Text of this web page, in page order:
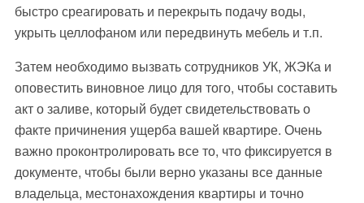
быстро среагировать и перекрыть подачу воды,
укрыть целлофаном или передвинуть мебель и т.п.
Затем необходимо вызвать сотрудников УК, ЖЭКа и
оповестить виновное лицо для того, чтобы составить
акт о заливе, который будет свидетельствовать о
факте причинения ущерба вашей квартире. Очень
важно проконтролировать все то, что фиксируется в
документе, чтобы были верно указаны все данные
владельца, местонахождения квартиры и точно